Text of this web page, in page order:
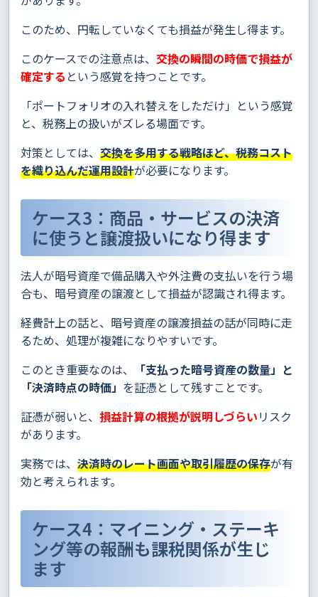
このため、円転していなくても損益が発生し得ます。
このケースでの注意点は、 交換の瞬間の時価で損益が
確定する という感覚を持つことです。
「ポートフォリオの入れ替えをしただけ」という感覚
と、税務上の扱いがズレる場面です。
対策としては、 交換を多用する戦略ほど、税務コスト
を織り込んだ運用設計が必要になります。
ケース3：商品・サービスの決済
に使うと譲渡扱いになり得ます
法人が暗号資産で備品購入や外注費の支払いを行う場
合も、暗号資産の譲渡として損益が認識され得ます。
経費計上の話と、暗号資産の譲渡損益の話が同時に走
るため、処理が複雑になりやすいです。
このとき重要なのは、
「支払った暗号資産の数量」と
「決済時点の時価」 を証憑として残すことです。
証憑が弱いと、 損益計算の根拠が説明しづらいリスク
があります。
実務では、 決済時のレート画面や取引履歴の保存が有
効と考えられます。
ケース4：マイニング・ステーキ
ング等の報酬も課税関係が生じ
ます